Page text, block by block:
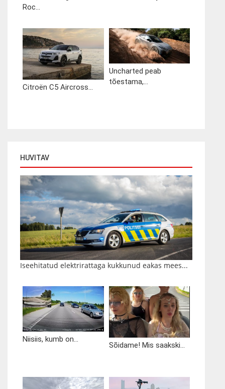
Roc...
Citroën C5 Aircross...
Uncharted peab
tõestama,...
HUVITAV
Iseehitatud elektrirattaga kukkunud eakas mees...
Niisiis, kumb on...
Sõidame! Mis saakski...